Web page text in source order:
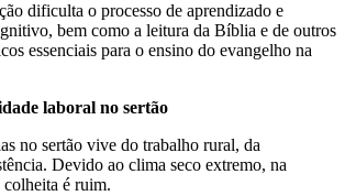
dificulta o processo de aprendizado e
bem como a leitura da Bíblia e de outros
essenciais para o ensino do evangelho na
laboral no sertão
no sertão vive do trabalho rural, da
Devido ao clima seco extremo, na
colheita é ruim.